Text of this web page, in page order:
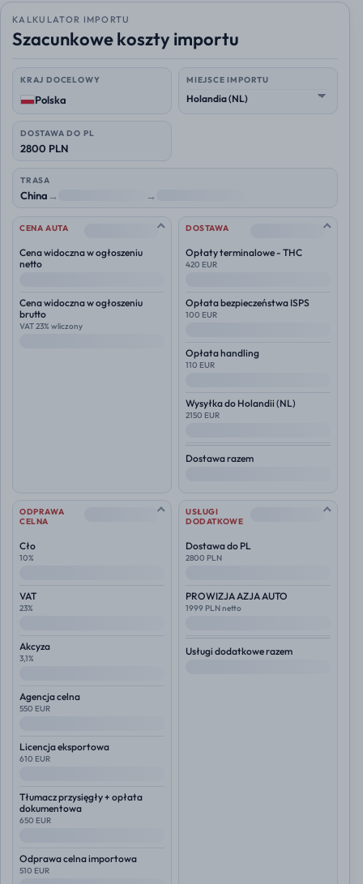
KALKULATOR IMPORTU
Szacunkowe koszty importu
KRAJ DOCELOWY
Polska
MIEJSCE IMPORTU
DOSTAWA DO PL
2800 PLN
TRASA
China→ →
CENA AUTA --
Cena widoczna w ogłoszeniu
netto
Cena widoczna w ogłoszeniu
brutto
VAT 23% wliczony
DOSTAWA --
Opłaty terminalowe - THC
420 EUR
Opłata bezpieczeństwa ISPS
100 EUR
Opłata handling
110 EUR
Wysyłka do Holandii (NL)
2150 EUR
Dostawa razem
ODPRAWA
CELNA
--
Cło
10%
VAT
23%
Akcyza
3,1%
Agencja celna
550 EUR
Licencja eksportowa
610 EUR
Tłumacz przysięgły + opłata
dokumentowa
650 EUR
Odprawa celna importowa
510 EUR
USŁUGI
DODATKOWE
--
Dostawa do PL
2800 PLN
PROWIZJA AZJA AUTO
1999 PLN netto
Usługi dodatkowe razem